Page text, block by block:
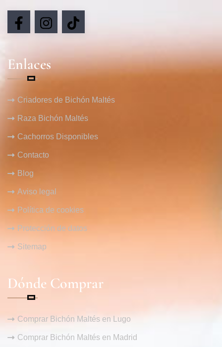
Enlaces
Criadores de Bichón Maltés
Raza Bichón Maltés
Cachorros Disponibles
Contacto
Blog
Aviso legal
Política de cookies
Protección de datos
Sitemap
Dónde Comprar
Comprar Bichón Maltés en Lugo
Comprar Bichón Maltés en Madrid